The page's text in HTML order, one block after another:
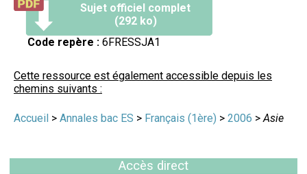
Sujet officiel complet
(292 ko)
Code repère : 6FRESSJA1
Cette ressource est également accessible depuis les
chemins suivants :
Accueil > Annales bac ES > Français (1ère) > 2006 >Asie
Accès direct